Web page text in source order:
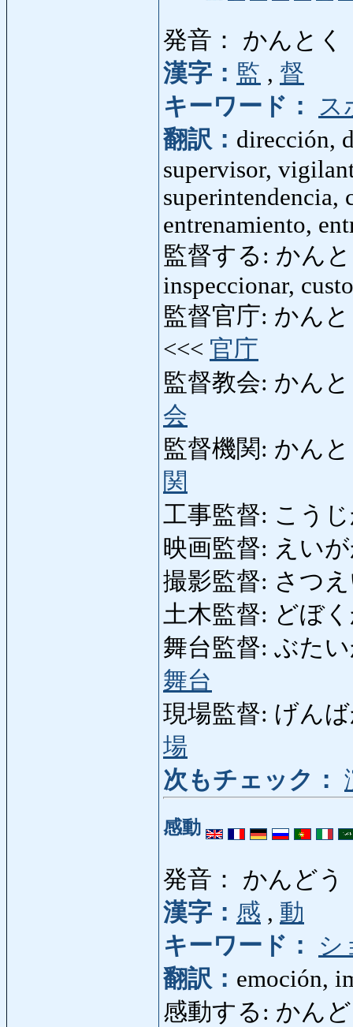
発音： かんとく
漢字： 監 , 督
キーワード：
ス
翻訳： dirección,
supervisor,
superintendencia,
entrenamiento,
監督する: かん
inspeccionar,
監督官庁: かん
<<< 官庁
監督教会: かん
会
監督機関: かん
関
工事監督: こう
映画監督: えい
撮影監督: さつ
土木監督: どぼ
舞台監督: ぶたい
舞台
現場監督: げんば
場
次もチェック：
感動
発音： かんどう
漢字： 感 , 動
キーワード：
シ
翻訳： emoción,
感動する: かんど